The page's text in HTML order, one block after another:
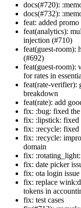
docs(#720):
docs(#732):
feat: added
feat(analytics):
injection (#710)
feat(guest-room):
(#692)
feat(guest-room):
for rates in
feat(rate-verifier):
breakdown
feat(rate): add
fix: :bug: fixed the
fix: :lipstick: fixed
fix: :recycle: fixed
fix: :recycle:
domain
fix:
fix: date picker
fix: ota login
fix: replace
tokens in
fix: test cases